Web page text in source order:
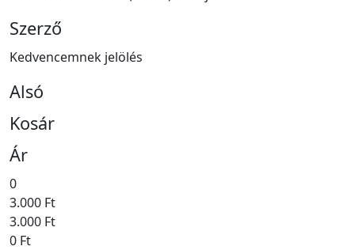
Szerző
Kedvencemnek jelölés
Alsó
Kosár
Ár
0
3.000 Ft
3.000 Ft
0 Ft